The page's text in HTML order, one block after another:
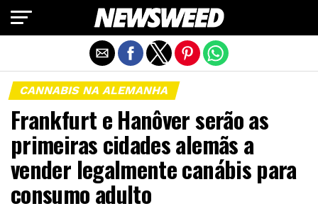
CANNABIS NA ALEMANHA
Frankfurt e Hanôver serão as
primeiras cidades alemãs a
vender legalmente canábis para
consumo adulto
Exit mobile version